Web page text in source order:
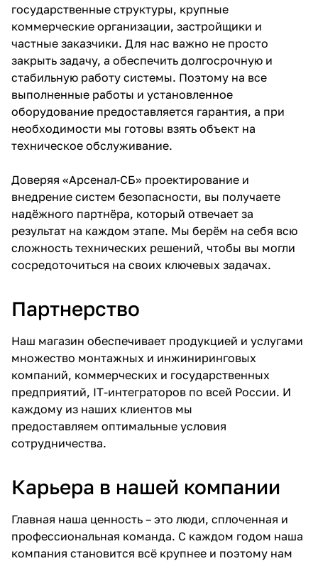
государственные структуры, крупные
коммерческие организации, застройщики и
частные заказчики. Для нас важно не просто
закрыть задачу, а обеспечить долгосрочную и
стабильную работу системы. Поэтому на все
выполненные работы и установленное
оборудование предоставляется гарантия, а при
необходимости мы готовы взять объект на
техническое обслуживание.
Доверяя «Арсенал‑СБ» проектирование и
внедрение систем безопасности, вы получаете
надёжного партнёра, который отвечает за
результат на каждом этапе. Мы берём на себя всю
сложность технических решений, чтобы вы могли
сосредоточиться на своих ключевых задачах.
Партнерство
Наш магазин обеспечивает продукцией и услугами
множество монтажных и инжиниринговых
компаний, коммерческих и государственных
предприятий, IT-интеграторов по всей России. И
каждому из наших клиентов мы
предоставляем оптимальные условия
сотрудничества.
Карьера в нашей компании
Главная наша ценность – это люди, сплоченная и
профессиональная команда. С каждом годом наша
компания становится всё крупнее и поэтому нам